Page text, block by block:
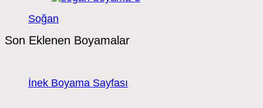
Soğan
Son Eklenen Boyamalar
İnek Boyama Sayfası